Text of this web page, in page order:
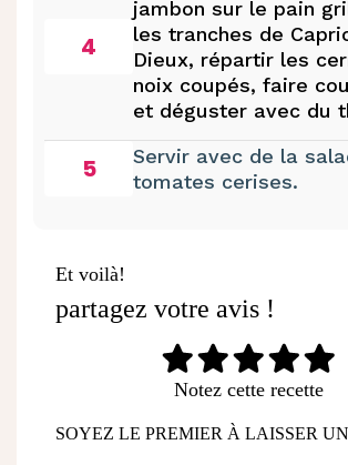
4
jambon sur le pain
les tranches de
Dieux, répartir les
noix coupés, faire
et déguster avec du
5
Servir avec de la
tomates cerises.
Et voilà!
partagez votre avis !
Notez cette recette
SOYEZ LE PREMIER À LAISSER